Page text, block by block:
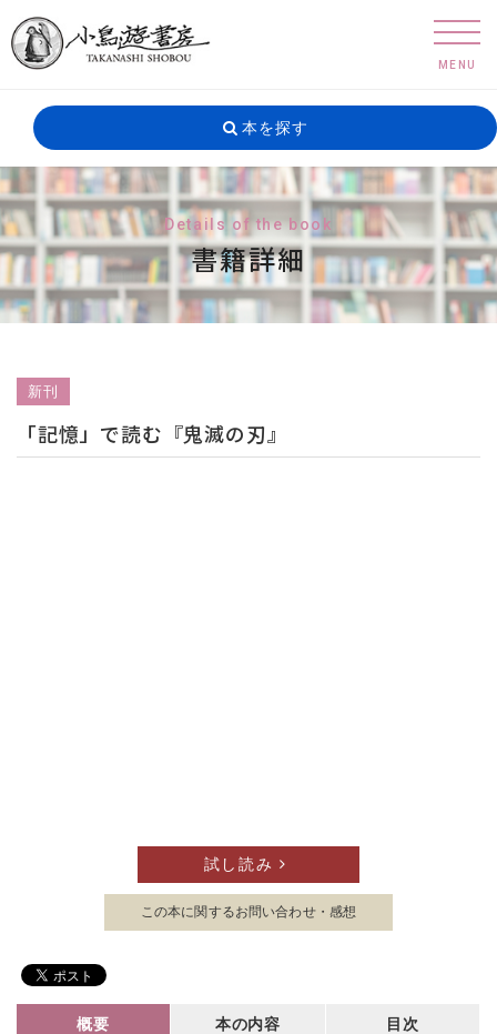
本を探す
Details of the book
書籍詳細
新刊
「記憶」で読む『鬼滅の刃』
試し読み
この本に関するお問い合わせ・感想
概要 本の内容 目次
MENU